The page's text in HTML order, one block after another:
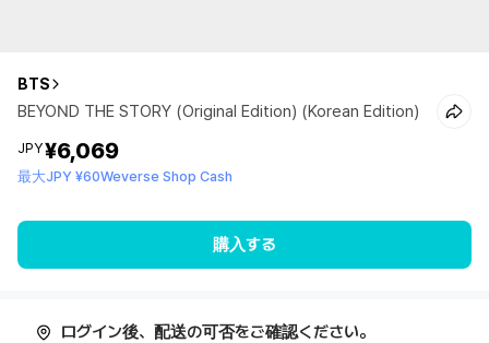
BTS
BEYOND THE STORY (Original Edition) (Korean Edition)
JPY¥6,069
最大JPY ¥60Weverse Shop Cash
購入する
ログイン後、配送の可否をご確認ください。